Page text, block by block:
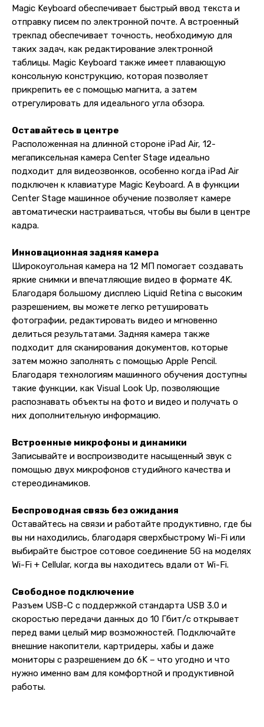
Magic Keyboard обеспечивает быстрый ввод текста и
отправку писем по электронной почте. А встроенный
трекпад обеспечивает точность, необходимую для
таких задач, как редактирование электронной
таблицы. Magic Keyboard также имеет плавающую
консольную конструкцию, которая позволяет
прикрепить ее с помощью магнита, а затем
отрегулировать для идеального угла обзора.
Оставайтесь в центре
Расположенная на длинной стороне iPad Air, 12-
мегапиксельная камера Center Stage идеально
подходит для видеозвонков, особенно когда iPad Air
подключен к клавиатуре Magic Keyboard. А в функции
Center Stage машинное обучение позволяет камере
автоматически настраиваться, чтобы вы были в центре
кадра.
Инновационная задняя камера
Широкоугольная камера на 12 МП помогает создавать
яркие снимки и впечатляющие видео в формате 4K.
Благодаря большому дисплею Liquid Retina с высоким
разрешением, вы можете легко ретушировать
фотографии, редактировать видео и мгновенно
делиться результатами. Задняя камера также
подходит для сканирования документов, которые
затем можно заполнять с помощью Apple Pencil.
Благодаря технологиям машинного обучения доступны
такие функции, как Visual Look Up, позволяющие
распознавать объекты на фото и видео и получать о
них дополнительную информацию.
Встроенные микрофоны и динамики
Записывайте и воспроизводите насыщенный звук с
помощью двух микрофонов студийного качества и
стереодинамиков.
Беспроводная связь без ожидания
Оставайтесь на связи и работайте продуктивно, где бы
вы ни находились, благодаря сверхбыстрому Wi-Fi или
выбирайте быстрое сотовое соединение 5G на моделях
Wi-Fi + Cellular, когда вы находитесь вдали от Wi-Fi.
Свободное подключение
Разъем USB-C с поддержкой стандарта USB 3.0 и
скоростью передачи данных до 10 Гбит/с открывает
перед вами целый мир возможностей. Подключайте
внешние накопители, картридеры, хабы и даже
мониторы с разрешением до 6K – что угодно и что
нужно именно вам для комфортной и продуктивной
работы.
Клиентам
Гарантии
+7 (965) 666-66-8
Оплата и доставка
Адрес магазина:
Карла Маркса 25, 1 этаж
Показать на карте
Пн-Пт: 10:00 — 21:00
Сб-Вс: 10:00 — 20:00
vk
Контакты
Навигация
Каталог товаров
О компании
@ 2019-2026 imalik.ru |Политика конфиденциальности